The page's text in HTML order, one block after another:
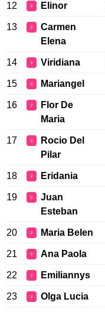
12 ♀ Elinor
13 ♀
Carmen
Elena
14 ♀ Viridiana
15 ♀ Mariangel
16 ♀
Flor De
Maria
17 ♀
Rocio Del
Pilar
18 ♀ Eridania
19 ♀
Juan
Esteban
20 ♀ Maria Belen
21 ♀ Ana Paola
22 ♀ Emiliannys
23 ♀ Olga Lucia